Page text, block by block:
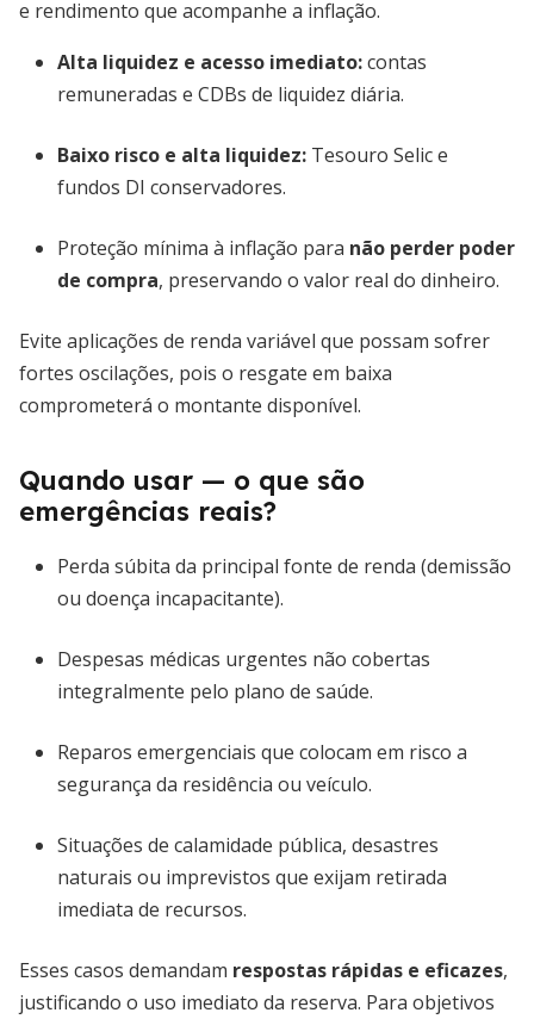
e rendimento que acompanhe a inflação.
Alta liquidez e acesso imediato:contas
remuneradas e CDBs de liquidez diária.
Baixo risco e alta liquidez: Tesouro Selic e
fundos DI conservadores.
Proteção mínima à inflação para não perder poder
de compra, preservando o valor real do dinheiro.
Evite aplicações de renda variável que possam sofrer
fortes oscilações, pois o resgate em baixa
comprometerá o montante disponível.
Quando usar — o que são
emergências reais?
Perda súbita da principal fonte de renda (demissão
ou doença incapacitante).
Despesas médicas urgentes não cobertas
integralmente pelo plano de saúde.
Reparos emergenciais que colocam em risco a
segurança da residência ou veículo.
Situações de calamidade pública, desastres
naturais ou imprevistos que exijam retirada
imediata de recursos.
Esses casos demandam respostas rápidas e eficazes,
justificando o uso imediato da reserva. Para objetivos